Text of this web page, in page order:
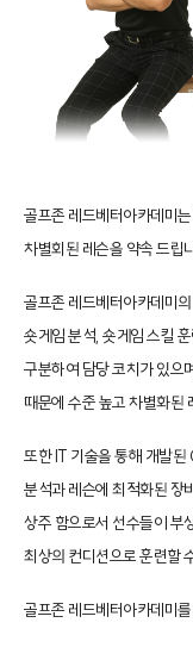
골프존 레드베터아카데미
차별회된 레슨을 약속 드립
골프존 레드베터아카데미
숏게임 분석, 숏게임 스킬
구분하여 담당 코치가 있으
때문에 수준 높고 차별화된
또한 IT 기술을 통해 개발
분석과 레슨에 최적화된 장
상주 함으로서 선수들이 부
최상의 컨디션으로 훈련할
골프존 레드베터아카데미